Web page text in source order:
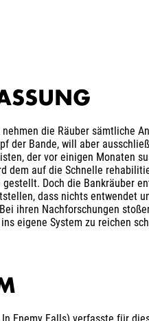
die Räuber sämtliche
der Bande, will aber
der vor einigen Monaten
dem auf die Schnelle
gestellt. Doch die Bankräuber
dass nichts entwendet
ihren Nachforschungen
eigene System zu reichen